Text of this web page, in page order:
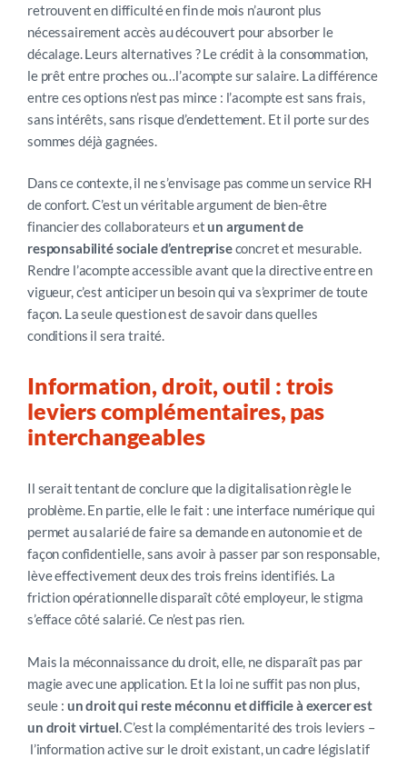
retrouvent en difficulté en fin de mois n’auront plus
nécessairement accès au découvert pour absorber le
décalage. Leurs alternatives ? Le crédit à la consommation,
le prêt entre proches ou…l’acompte sur salaire. La différence
entre ces options n’est pas mince : l’acompte est sans frais,
sans intérêts, sans risque d’endettement. Et il porte sur des
sommes déjà gagnées.
Dans ce contexte, il ne s’envisage pas comme un service RH
de confort. C’est un véritable argument de bien-être
financier des collaborateurs etun argument de
responsabilité sociale d’entrepriseconcret et mesurable.
Rendre l’acompte accessible avant que la directive entre en
vigueur, c’est anticiper un besoin qui va s’exprimer de toute
façon. La seule question est de savoir dans quelles
conditions il sera traité.
Information, droit, outil : trois
leviers complémentaires, pas
interchangeables
Il serait tentant de conclure que la digitalisation règle le
problème. En partie, elle le fait : une interface numérique qui
permet au salarié de faire sa demande en autonomie et de
façon confidentielle, sans avoir à passer par son responsable,
lève effectivement deux des trois freins identifiés. La
friction opérationnelle disparaît côté employeur, le stigma
s’efface côté salarié. Ce n’est pas rien.
Mais la méconnaissance du droit, elle, ne disparaît pas par
magie avec une application. Et la loi ne suffit pas non plus,
seule : un droit qui reste méconnu et difficile à exercer est
un droit virtuel . C’est la complémentarité des trois leviers –
l’information active sur le droit existant, un cadre législatif